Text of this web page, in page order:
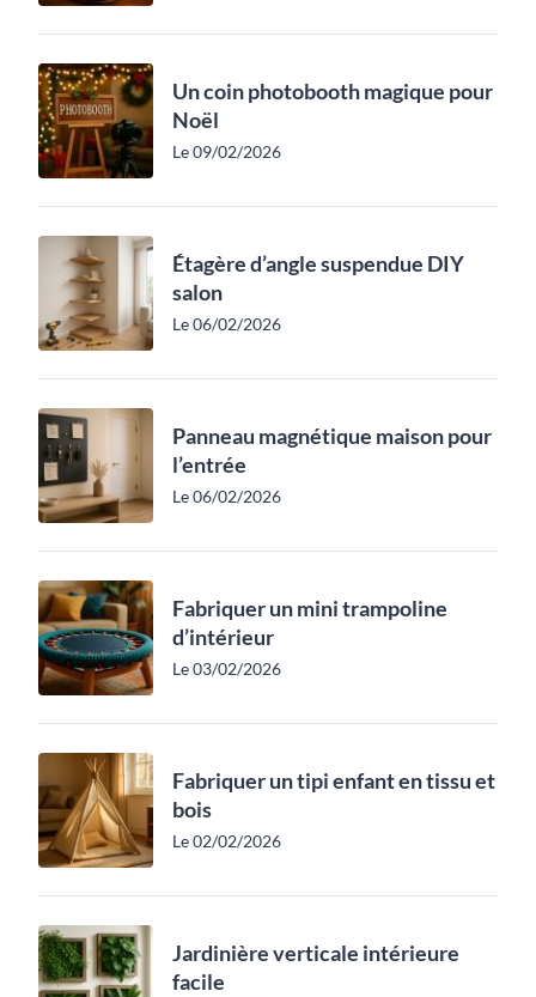
Un coin photobooth magique pour
Noël
Le 09/02/2026
Étagère d’angle suspendue DIY
salon
Le 06/02/2026
Panneau magnétique maison pour
l’entrée
Le 06/02/2026
Fabriquer un mini trampoline
d’intérieur
Le 03/02/2026
Fabriquer un tipi enfant en tissu et
bois
Le 02/02/2026
Jardinière verticale intérieure
facile